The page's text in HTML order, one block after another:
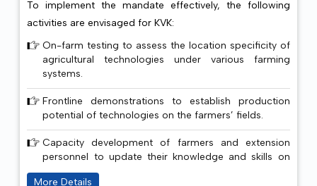
vermicompost.
25.09.2025 Plantation drive “Ek Ped Maa Ke
Naam,” has been conducted in KVK campus,
school and villages.
02.08.2025 Live webcasting of release of 20th
installment of PM Kisan Samman Nidhi Yojana
by the Hon'ble Prime Minister from Varanasi
organized at KVK, Rayagada.
To implement the mandate effectively, the following
activities are envisaged for KVK:
On-farm testing to assess the location specificity of
agricultural technologies under various farming
systems.
Frontline demonstrations to establish production
potential of technologies on the farmers’ fields.
Capacity development of farmers and extension
personnel to update their knowledge and skills on
modern agricultural technologies.
More Details